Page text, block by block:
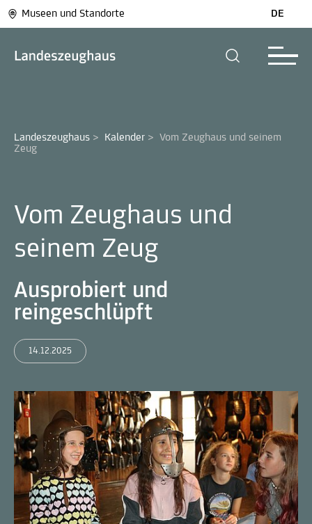
Museen und Standorte DE
Landeszeughaus > Kalender > Vom Zeughaus und seinem
Zeug
Vom Zeughaus und
seinem Zeug
Ausprobiert und
reingeschlüpft
14.12.2025